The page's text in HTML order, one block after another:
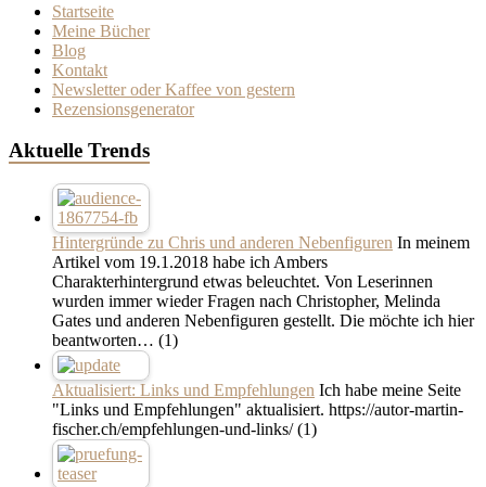
Startseite
Meine Bücher
Blog
Kontakt
Newsletter oder Kaffee von gestern
Rezensionsgenerator
Aktuelle Trends
Hintergründe zu Chris und anderen Nebenfiguren In meinem
Artikel vom 19.1.2018 habe ich Ambers
Charakterhintergrund etwas beleuchtet. Von Leserinnen
wurden immer wieder Fragen nach Christopher, Melinda
Gates und anderen Nebenfiguren gestellt. Die möchte ich hier
beantworten… (1)
Aktualisiert: Links und Empfehlungen Ich habe meine Seite
"Links und Empfehlungen" aktualisiert. https://autor-martin-
fischer.ch/empfehlungen-und-links/ (1)